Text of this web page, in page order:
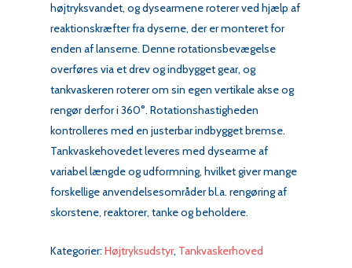
højtryksvandet, og dysearmene roterer ved hjælp af
reaktionskræfter fra dyserne, der er monteret for
enden af lanserne. Denne rotationsbevægelse
overføres via et drev og indbygget gear, og
tankvaskeren roterer om sin egen vertikale akse og
rengør derfor i 360°. Rotationshastigheden
kontrolleres med en justerbar indbygget bremse.
Tankvaskehovedet leveres med dysearme af
variabel længde og udformning, hvilket giver mange
forskellige anvendelsesområder bl.a. rengøring af
skorstene, reaktorer, tanke og beholdere.
Kategorier: Højtryksudstyr, Tankvaskerhoved